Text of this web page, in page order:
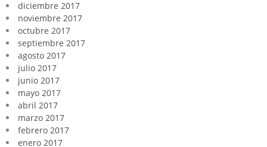
diciembre 2017
noviembre 2017
octubre 2017
septiembre 2017
agosto 2017
julio 2017
junio 2017
mayo 2017
abril 2017
marzo 2017
febrero 2017
enero 2017